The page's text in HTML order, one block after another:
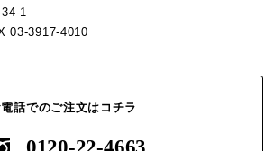
34-1
03-3917-4010
電話でのご注文はコチラ